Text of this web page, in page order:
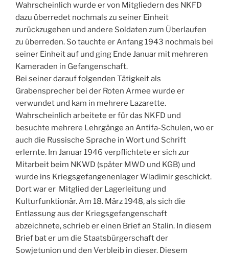
Wahrscheinlich wurde er von Mitgliedern des NKFD
dazu überredet nochmals zu seiner Einheit
zurückzugehen und andere Soldaten zum Überlaufen
zu überreden. So tauchte er Anfang 1943 nochmals bei
seiner Einheit auf und ging Ende Januar mit mehreren
Kameraden in Gefangenschaft.
Bei seiner darauf folgenden Tätigkeit als
Grabensprecher bei der Roten Armee wurde er
verwundet und kam in mehrere Lazarette.
Wahrscheinlich arbeitete er für das NKFD und
besuchte mehrere Lehrgänge an Antifa-Schulen, wo er
auch die Russische Sprache in Wort und Schrift
erlernte. Im Januar 1946 verpflichtete er sich zur
Mitarbeit beim NKWD (später MWD und KGB) und
wurde ins Kriegsgefangenenlager Wladimir geschickt.
Dort war er Mitglied der Lagerleitung und
Kulturfunktionär. Am 18. März 1948, als sich die
Entlassung aus der Kriegsgefangenschaft
abzeichnete, schrieb er einen Brief an Stalin. In diesem
Brief bat er um die Staatsbürgerschaft der
Sowjetunion und den Verbleib in dieser. Diesem